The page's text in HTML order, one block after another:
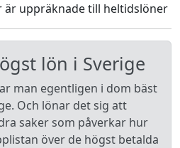
är uppräknade till heltidslöner
lön i Sverige
man egentligen i dom bäst
Och lönar det sig att
saker som påverkar hur
över de högst betalda